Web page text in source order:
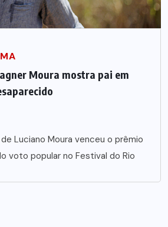
Moura mostra pai em
Luciano Moura venceu o prêmio
voto popular no Festival do Rio